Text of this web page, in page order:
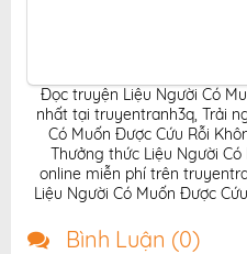
Đọc truyện Liệu Người Có
nhất tại truyentranh3q, Trải
Có Muốn Được Cứu Rỗi
Thưởng thức Liệu Người
online miễn phí trên
Liệu Người Có Muốn Được
Bình Luận (0)